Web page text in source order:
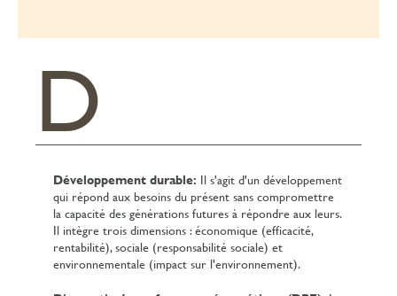
D
Développement durable: Il s'agit d'un développement
qui répond aux besoins du présent sans compromettre
la capacité des générations futures à répondre aux leurs.
Il intègre trois dimensions : économique (efficacité,
rentabilité), sociale (responsabilité sociale) et
environnementale (impact sur l'environnement).